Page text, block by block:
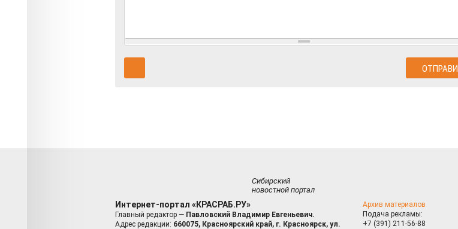
Сибирский
новостной портал
Интернет-портал «КРАСРАБ.РУ»
Главный редактор — Павловский Владимир Евгеньевич.
Адрес редакции: 660075, Красноярский край, г. Красноярск, ул.
Архив материалов
Подача рекламы:
+7 (391) 211-56-88